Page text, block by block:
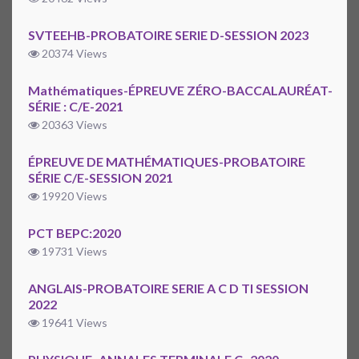
SVTEEHB-PROBATOIRE SERIE D-SESSION 2023
20374 Views
Mathématiques-ÉPREUVE ZÉRO-BACCALAURÉAT-
SÉRIE : C/E-2021
20363 Views
ÉPREUVE DE MATHÉMATIQUES-PROBATOIRE
SÉRIE C/E-SESSION 2021
19920 Views
PCT BEPC:2020
19731 Views
ANGLAIS-PROBATOIRE SERIE A C D TI SESSION
2022
19641 Views